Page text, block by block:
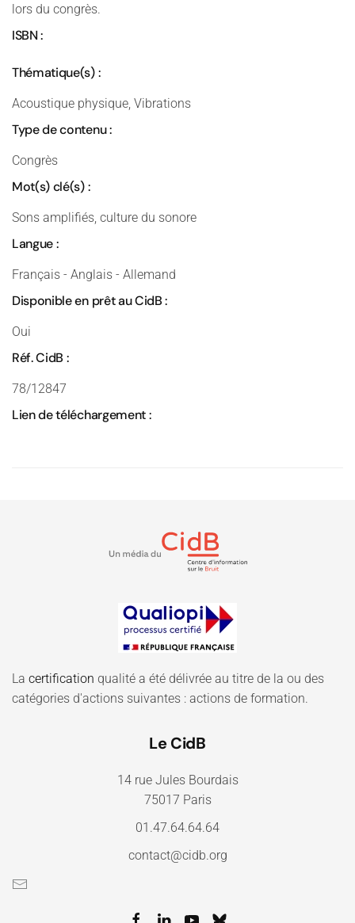
lors du congrès.
ISBN :
Thématique(s) :
Acoustique physique, Vibrations
Type de contenu :
Congrès
Mot(s) clé(s) :
Sons amplifiés, culture du sonore
Langue :
Français - Anglais - Allemand
Disponible en prêt au CidB :
Oui
Réf. CidB :
78/12847
Lien de téléchargement :
La certification qualité a été délivrée au titre de la ou des
catégories d'actions suivantes : actions de formation.
Le CidB
14 rue Jules Bourdais
75017 Paris
01.47.64.64.64
contact@cidb.org